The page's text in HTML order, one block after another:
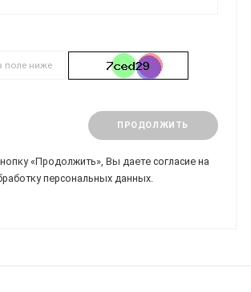
ПРОДОЛЖИТЬ
«Продолжить», Вы даете согласие на
персональных данных.